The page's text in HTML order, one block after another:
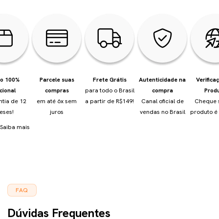
100%
de 12
Parcele suas
compras
em até 6x sem
juros
Frete Grátis
para todo o Brasil
a partir de R$149!
Autenticidade na
compra
Canal oficial de
vendas no Brasil
Cheque
produto é
Saiba mais
FAQ
Dúvidas Frequentes